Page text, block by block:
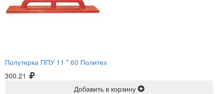
Полутерка ППУ 11 * 60 Политех
300.21
Добавить в корзину